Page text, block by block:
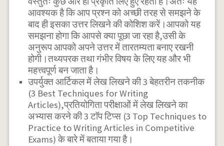
आवश्यक है कि आप प्रश्न को अच्छी तरह से समझने के
बाद ही इसका उत्तर लिखने की कोशिश करें।आपको यह
समझना होगा कि आपसे क्या पूछा जा रहा है,उसी के
अनुरूप आपको अपने उत्तर में तारतम्यता बनाए रखनी
होगी।तथ्यपरक तथा गंभीर विषय के लिए यह और भी
महत्त्वपूर्ण बन जाता है।
उपर्युक्त आर्टिकल में लेख लिखने की 3 बेहतरीन तकनीक
(3 Best Techniques for Writing
Articles),प्रतियोगिता परीक्षाओं में लेख लिखने का
अभ्यास करने की 3 टाॅप टिप्स (3 Top Techniques to
Practice to Writing Articles in Competitive
Exams) के बारे में बताया गया है।